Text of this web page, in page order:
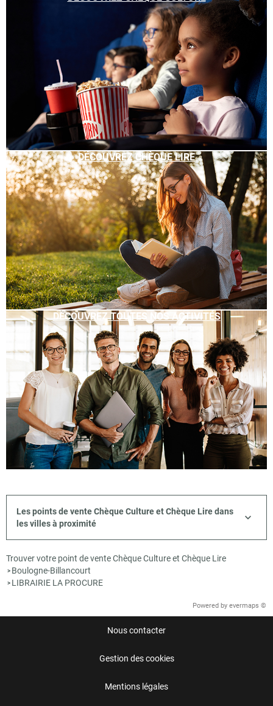
DÉCOUVREZ CHÈQUE LIRE
DÉCOUVREZ TOUTES NOS ACTIVITÉS
Les points de vente Chèque Culture et Chèque Lire dans
les villes à proximité
Trouver votre point de vente Chèque Culture et Chèque Lire
> Boulogne-Billancourt
> LIBRAIRIE LA PROCURE
Powered by evermaps ©
Nous contacter
Gestion des cookies
Mentions légales